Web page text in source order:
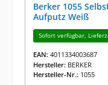
Berker 1055
Aufputz Weiß
Sofort verfügbar,
EAN: 4011334003687
Hersteller: BERKER
Hersteller-Nr.: 1055